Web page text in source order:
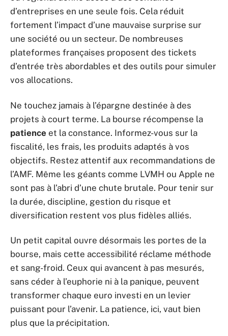
d’entreprises en une seule fois. Cela réduit
fortement l’impact d’une mauvaise surprise sur
une société ou un secteur. De nombreuses
plateformes françaises proposent des tickets
d’entrée très abordables et des outils pour simuler
vos allocations.
Ne touchez jamais à l’épargne destinée à des
projets à court terme. La bourse récompense la
patience et la constance. Informez-vous sur la
fiscalité, les frais, les produits adaptés à vos
objectifs. Restez attentif aux recommandations de
l’AMF. Même les géants comme LVMH ou Apple ne
sont pas à l’abri d’une chute brutale. Pour tenir sur
la durée, discipline, gestion du risque et
diversification restent vos plus fidèles alliés.
Un petit capital ouvre désormais les portes de la
bourse, mais cette accessibilité réclame méthode
et sang-froid. Ceux qui avancent à pas mesurés,
sans céder à l’euphorie ni à la panique, peuvent
transformer chaque euro investi en un levier
puissant pour l’avenir. La patience, ici, vaut bien
plus que la précipitation.